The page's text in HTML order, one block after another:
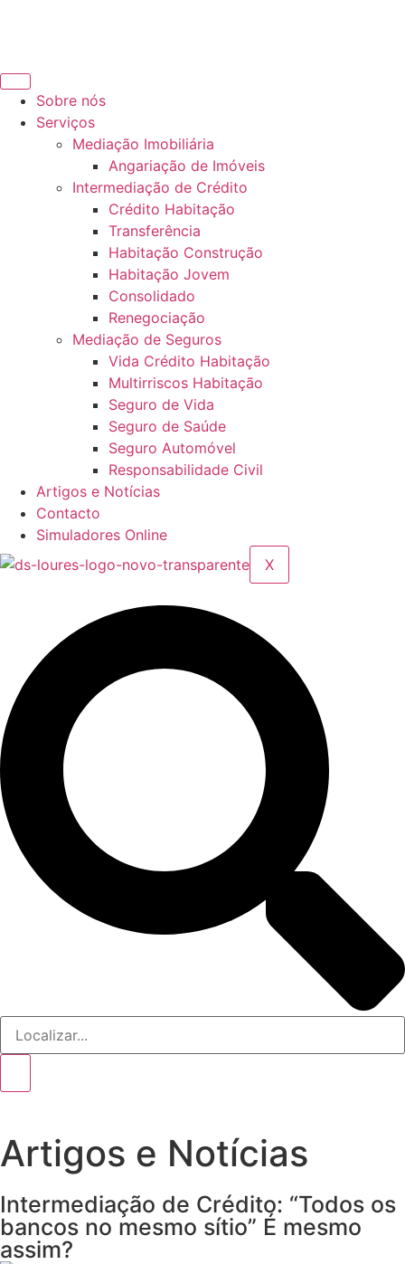
Sobre nós
Serviços
Mediação Imobiliária
Angariação de Imóveis
Intermediação de Crédito
Crédito Habitação
Transferência
Habitação Construção
Habitação Jovem
Consolidado
Renegociação
Mediação de Seguros
Vida Crédito Habitação
Multirriscos Habitação
Seguro de Vida
Seguro de Saúde
Seguro Automóvel
Responsabilidade Civil
Artigos e Notícias
Contacto
Simuladores Online
X
Artigos e Notícias
Intermediação de Crédito: “Todos os
bancos no mesmo sítio” É mesmo
assim?